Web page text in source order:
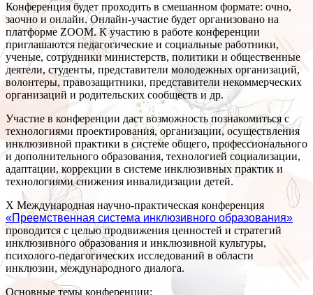
Конференция будет проходить в смешанном формате: очно,
заочно и онлайн. Онлайн-участие будет организовано на
платформе ZOOM. К участию в работе конференции
приглашаются педагогические и социальные работники,
ученые, сотрудники министерств, политики и общественные
деятели, студенты, представители молодежных организаций,
волонтеры, правозащитники, представители некоммерческих
организаций и родительских сообществ и др.
Участие в конференции даст возможность познакомиться с
технологиями проектирования, организации, осуществления
инклюзивной практики в системе общего, профессионального
и дополнительного образования, технологией социализации,
адаптации, коррекции в системе инклюзивных практик и
технологиями снижения инвалидизации детей.
X Международная научно-практическая конференция
«Преемственная система инклюзивного образования»
проводится с целью продвижения ценностей и стратегий
инклюзивного образования и инклюзивной культуры,
психолого-педагогических исследований в области
инклюзии, международного диалога.
Основные темы конференции: